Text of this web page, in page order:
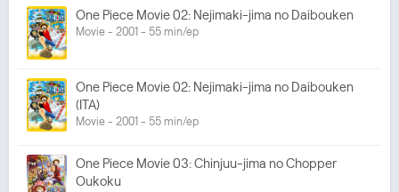
One Piece Movie 02: Nejimaki-jima no Daibouken
Movie - 2001 - 55 min/ep
One Piece Movie 02: Nejimaki-jima no Daibouken
(ITA)
Movie - 2001 - 55 min/ep
One Piece Movie 03: Chinjuu-jima no Chopper
Oukoku